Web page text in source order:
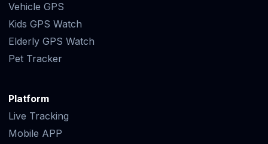
Vehicle GPS
Kids GPS Watch
Elderly GPS Watch
Pet Tracker
Platform
Live Tracking
Mobile APP